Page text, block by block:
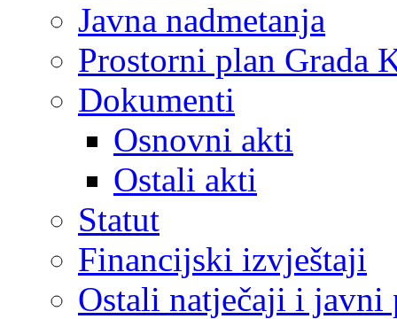
Javna nadmetanja
Prostorni plan Grada
Dokumenti
Osnovni akti
Ostali akti
Statut
Financijski izvještaji
Ostali natječaji i javni